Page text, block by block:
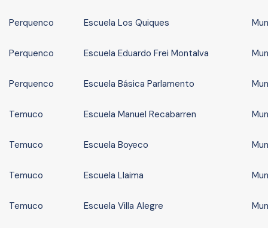
Perquenco Escuela Los Quiques
Perquenco Escuela Eduardo Frei Montalva
Perquenco Escuela Básica Parlamento
Temuco Escuela Manuel Recabarren
Temuco Escuela Boyeco
Temuco Escuela Llaima
Temuco Escuela Villa Alegre